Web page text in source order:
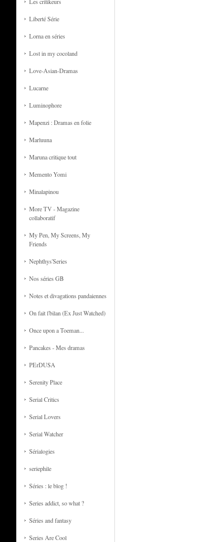
Liberté Série
Lorna en séries
Lost in my cocoland
Love-Asian-Dramas
Lucarne
Luminophore
Mapenzi : Dramas en folie
Marluuna
Maruna critique tout
Memento Yomi
Minalapinou
More TV - Magazine
collaboratif
My Pen, My Screens, My
Friends
Nephthys'Series
Nos séries GB
Notes et divagations pandaiennes
On fait l'bilan (Ex Just Watched)
Once upon a Toeman...
Pancakes - Mes dramas
PErDUSA
Serenity Place
Serial Critics
Serial Lovers
Serial Watcher
Sérialogies
seriephile
Séries : le blog !
Series addict, so what ?
Séries and fantasy
Series Are Cool